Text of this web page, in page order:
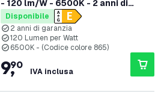
- 120 lm/W - 6500K - 2 anni di
garanzia
Disponibile
2 anni di garanzia
120 Lumen per Watt
6500K - (Codice colore 865)
9,
90
IVA inclusa